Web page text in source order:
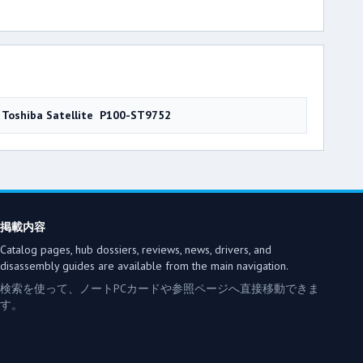
Toshiba Satellite P100-ST9752
掲載内容
Catalog pages, hub dossiers, reviews, news, drivers, and
disassembly guides are available from the main navigation.
検索を使って、ノートPCカードや参照ページへ直接移動できま
す。